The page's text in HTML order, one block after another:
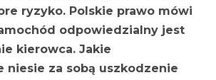
ryzyko. Polskie prawo mówi
odpowiedzialny jest
kierowca. Jakie
niesie za sobą uszkodzenie